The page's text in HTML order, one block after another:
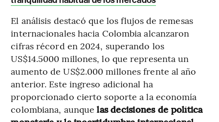
El análisis destacó que los flujos de remesas
internacionales hacia Colombia alcanzaron
cifras récord en 2024, superando los
US$14.5000 millones, lo que representa un
aumento de US$2.000 millones frente al año
anterior. Este ingreso adicional ha
proporcionado cierto soporte a la economía
colombiana, aunquelas decisiones de política